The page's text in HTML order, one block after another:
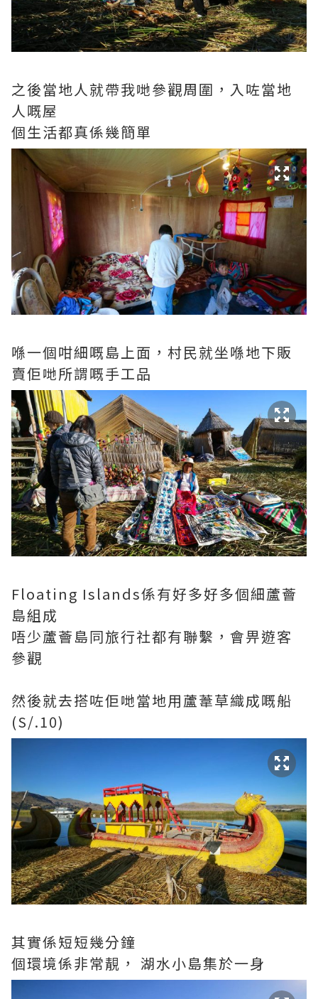
之後當地人就帶我哋參觀周圍，入咗當地
人嘅屋
個生活都真係幾簡單
喺一個咁細嘅島上面，村民就坐喺地下販
賣佢哋所謂嘅手工品
Floating Islands係有好多好多個細蘆薈
島組成
唔少蘆薈島同旅行社都有聯繫，會畀遊客
參觀
然後就去搭咗佢哋當地用蘆葦草織成嘅船
(S/.10)
其實係短短幾分鐘
個環境係非常靚， 湖水小島集於一身